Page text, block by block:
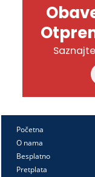
Početna
O nama
Besplatno
Pretplata